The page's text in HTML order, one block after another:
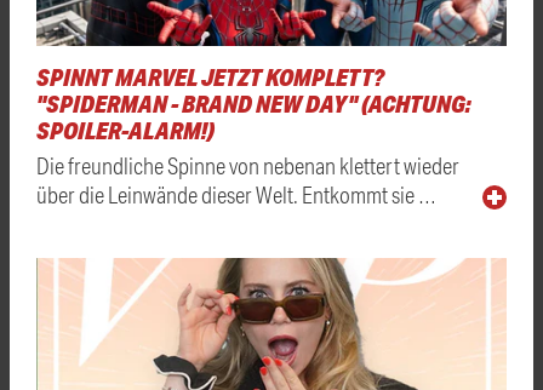
SPINNT MARVEL JETZT KOMPLETT?
"SPIDERMAN - BRAND NEW DAY" (ACHTUNG:
SPOILER-ALARM!)
Die freundliche Spinne von nebenan klettert wieder
über die Leinwände dieser Welt. Entkommt sie …